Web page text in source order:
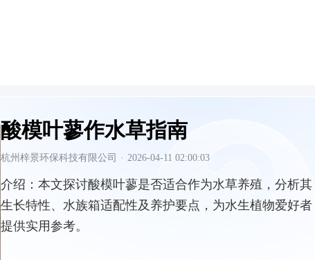
酸模叶蓼作水草指南
杭州梓景环保科技有限公司 · 2026-04-11 02:00:03
介绍： 本文探讨酸模叶蓼是否适合作为水草养殖，分析其
生长特性、水族箱适配性及养护要点，为水生植物爱好者
提供实用参考。